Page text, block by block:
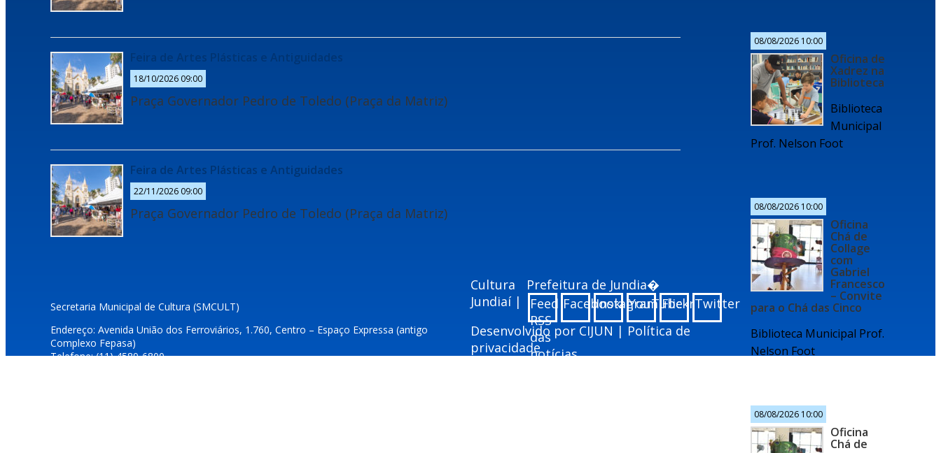
Feira de Artes Plásticas e Antiguidades
18/10/2026 09:00
Praça Governador Pedro de Toledo (Praça da Matriz)
Feira de Artes Plásticas e Antiguidades
22/11/2026 09:00
Praça Governador Pedro de Toledo (Praça da Matriz)
08/08/2026 10:00
Oficina de
Xadrez na
Biblioteca
Biblioteca
Municipal
Prof. Nelson Foot
08/08/2026 10:00
Oficina
Chá de
Collage
com
Gabriel
Francesco
– Convite
para o Chá das Cinco
Biblioteca Municipal Prof.
Nelson Foot
08/08/2026 10:00
Oficina
Chá de
Secretaria Municipal de Cultura (SMCULT)
Endereço: Avenida União dos Ferroviários, 1.760, Centro – Espaço Expressa (antigo
Complexo Fepasa)
Telefone: (11) 4589-6800
Prefeitura de Jundia�
Feed
RSS
das
notícias
FacebookInstagram
YouTube
FlickrTwitter
Cultura
Jundiaí |
Desenvolvido por CIJUN | Política de
privacidade